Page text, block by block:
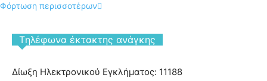
Φόρτωση περισσοτέρων
Tηλέφωνα έκτακτης ανάγκης
Δίωξη Ηλεκτρονικού Εγκλήματος: 11188